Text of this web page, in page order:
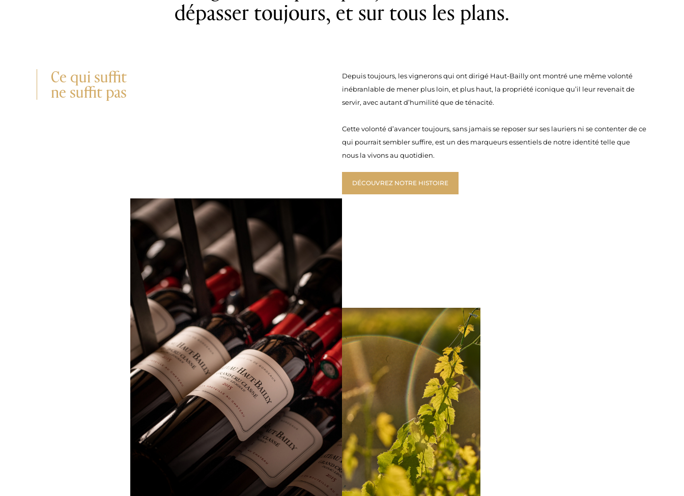
dépasser toujours, et sur tous les plans.
Ce qui suffit
ne suffit pas
Depuis toujours, les vignerons qui ont dirigé Haut-Bailly ont montré une même volonté
inébranlable de mener plus loin, et plus haut, la propriété iconique qu’il leur revenait de
servir, avec autant d’humilité que de ténacité.
Cette volonté d’avancer toujours, sans jamais se reposer sur ses lauriers ni se contenter de ce
qui pourrait sembler suffire, est un des marqueurs essentiels de notre identité telle que
nous la vivons au quotidien.
DÉCOUVREZ NOTRE HISTOIRE